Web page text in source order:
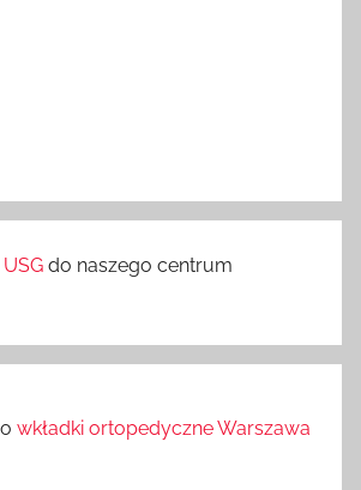
USG do naszego centrum
wkładki ortopedyczne Warszawa